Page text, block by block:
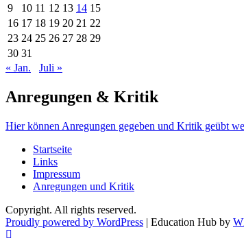
9
10 11 12 13 14 15
16 17 18 19 20 21 22
23 24 25 26 27 28 29
30 31
« Jan.
Juli »
Anregungen & Kritik
Hier können Anregungen gegeben und Kritik geübt
Startseite
Links
Impressum
Anregungen und Kritik
Copyright. All rights reserved.
Proudly powered by WordPress | Education Hub by